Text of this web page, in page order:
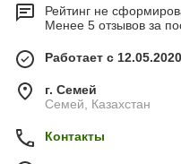
Рейтинг не
Менее 5 отзывов за
Работает с 12.05.2020
г. Семей
Семей, Казахстан
Контакты